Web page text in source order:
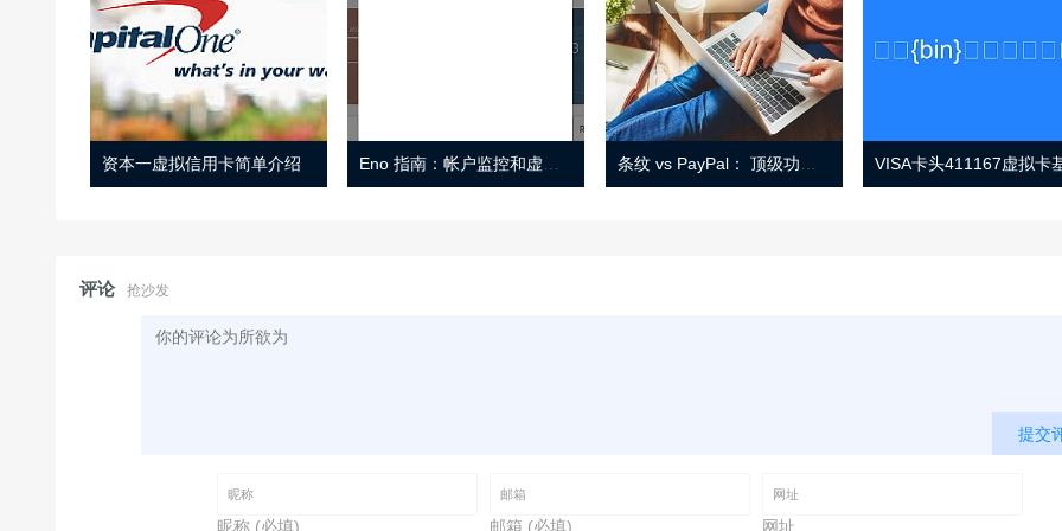
资本一虚拟信用卡简单介绍
评论 抢沙发
提交
昵称 (必填) 邮箱 (必填) 网址